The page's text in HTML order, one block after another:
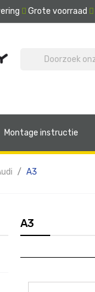
Grote voorraad
Montage instructie
A3
A3